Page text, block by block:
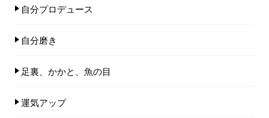
自分プロデュース
自分磨き
足裏、かかと、魚の目
運気アップ